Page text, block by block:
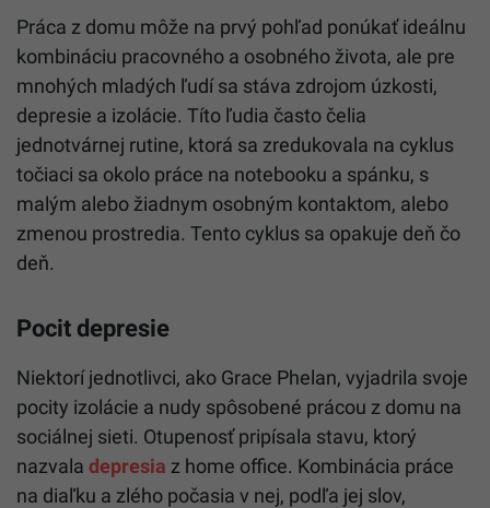
Práca z domu môže na prvý pohľad ponúkať ideálnu
kombináciu pracovného a osobného života, ale pre
mnohých mladých ľudí sa stáva zdrojom úzkosti,
depresie a izolácie. Títo ľudia často čelia
jednotvárnej rutine, ktorá sa zredukovala na cyklus
točiaci sa okolo práce na notebooku a spánku, s
malým alebo žiadnym osobným kontaktom, alebo
zmenou prostredia. Tento cyklus sa opakuje deň čo
deň.
Pocit depresie
Niektorí jednotlivci, ako Grace Phelan, vyjadrila svoje
pocity izolácie a nudy spôsobené prácou z domu na
sociálnej sieti. Otupenosť pripísala stavu, ktorý
nazvala depresia z home office. Kombinácia práce
na diaľku a zlého počasia v nej, podľa jej slov,